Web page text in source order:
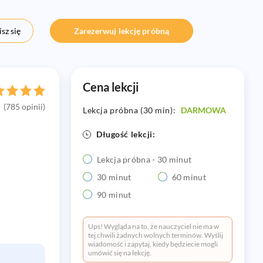
się Zarezerwuj lekcję próbną
(785 opinii)
Cena lekcji
Lekcja próbna (30 min): DARMOWA
Długość lekcji:
Lekcja próbna - 30 minut
30 minut
60 minut
90 minut
Ups! Wygląda na to, że nauczyciel nie ma w
tej chwili żadnych wolnych terminów. Wyślij
wiadomość i zapytaj, kiedy będziecie mogli
umówić się na lekcję.